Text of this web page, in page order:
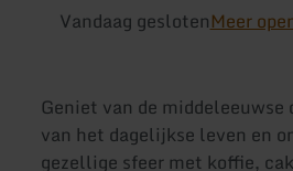
Vandaag geslotenMeer
Geniet van de middeleeuwse
van het dagelijkse leven en
gezellige sfeer met koffie,